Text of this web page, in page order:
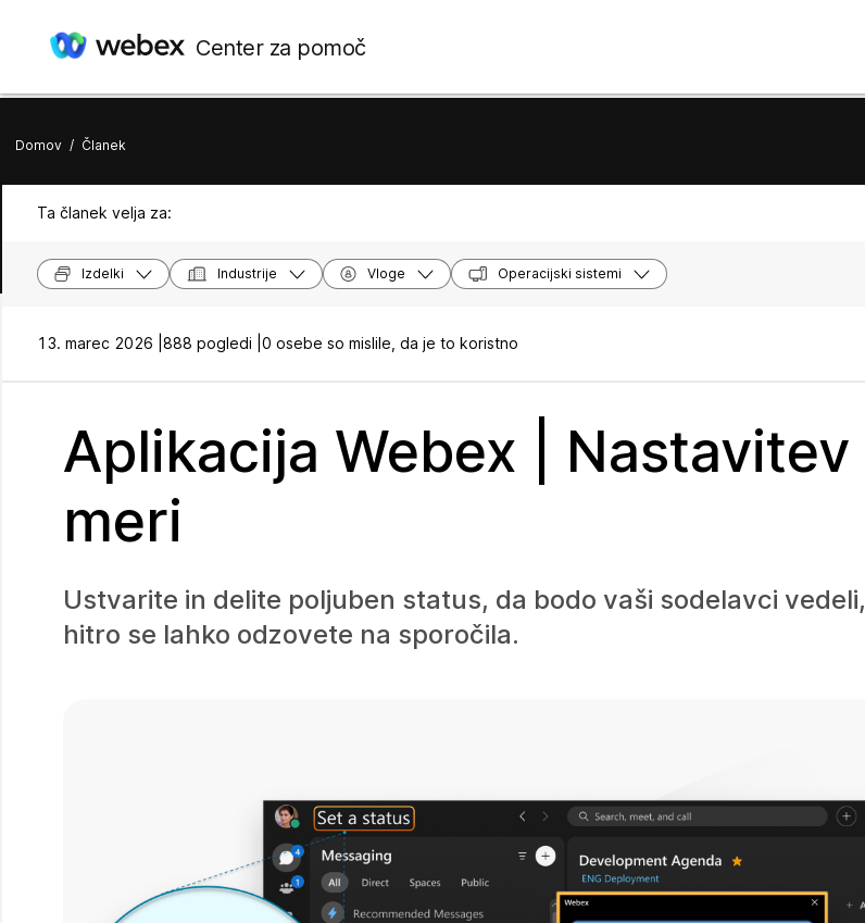
Center za pomoč
Domov / Članek
Ta članek velja za:
Izdelki Industrije Vloge Operacijski sistemi
13. marec 2026 | 888 pogledi | 0 osebe so mislile, da je to koristno
Aplikacija Webex |
meri
Ustvarite in delite poljuben status, da bodo vaši sodelavci
hitro se lahko odzovete na sporočila.